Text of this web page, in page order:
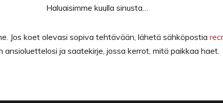
Haluaisimme kuulla sinusta…
Jos koet olevasi sopiva tehtävään, lähetä sähköpostia
ansioluettelosi ja saatekirje, jossa kerrot, mitä paikkaa haet.